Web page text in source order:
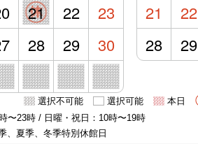
21 22
23
28 29
30
21
22
28
29
選択不可能 選択可能 本日
〜23時 / 日曜・祝日：10時〜19時
、夏季、冬季特別休館日